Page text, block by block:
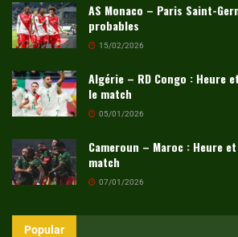
AS Monaco – Paris Saint-
probables
15/02/2026
Algérie – RD Congo : Heure
le match
05/01/2026
Cameroun – Maroc : Heure
match
07/01/2026
Popular